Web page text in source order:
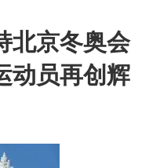
北京冬奥会
动员再创辉